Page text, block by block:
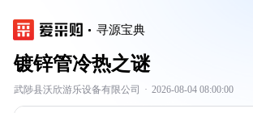
寻源宝典
镀锌管冷热之谜
武陟县沃欣游乐设备有限公司 · 2026-08-04 08:00:00